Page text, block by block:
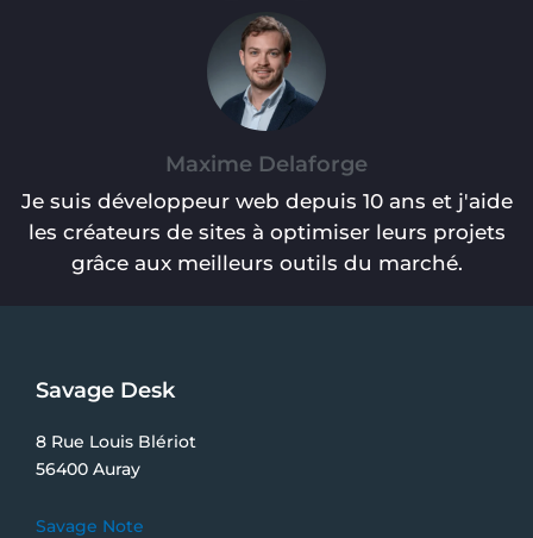
Maxime Delaforge
Je suis développeur web depuis 10 ans et j'aide
les créateurs de sites à optimiser leurs projets
grâce aux meilleurs outils du marché.
Savage Desk
8 Rue Louis Blériot
56400 Auray
Savage Note